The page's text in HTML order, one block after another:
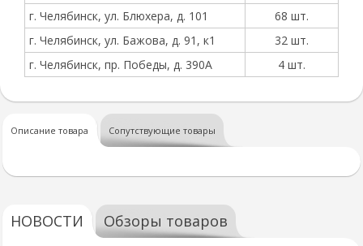
г. Челябинск, ул. Блюхера, д. 101
68 шт.
г. Челябинск, ул. Бажова, д. 91, к1
32 шт.
г. Челябинск, пр. Победы, д. 390А
4 шт.
Описание товара Сопутствующие товары
НОВОСТИ Обзоры товаров